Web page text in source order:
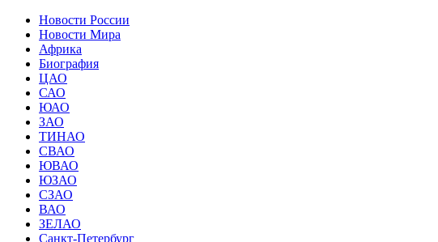
Новости России
Новости Мира
Африка
Биография
ЦАО
САО
ЮАО
ЗАО
ТИНАО
СВАО
ЮВАО
ЮЗАО
СЗАО
ВАО
ЗЕЛАО
Санкт-Петербург